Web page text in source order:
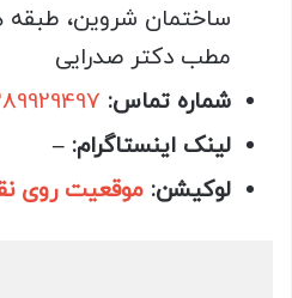
مطب دکتر صدرایی
شماره تماس:
لینک اینستاگرام: –
لوکیشن: موقعیت روی